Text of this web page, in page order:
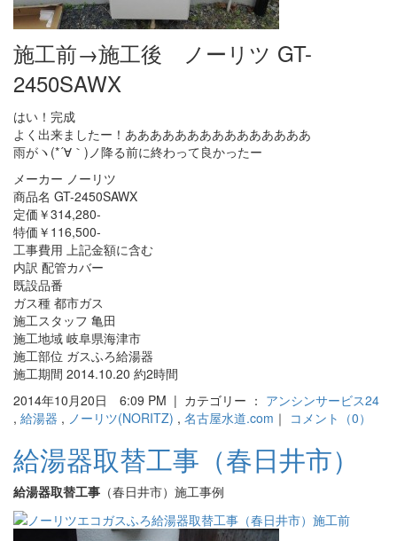
施工前→施工後 ノーリツ GT-
2450SAWX
はい！完成
よく出来ましたー！あああああああああああああああ
雨がヽ(*´∀｀)ノ降る前に終わって良かったー
メーカー ノーリツ
商品名 GT-2450SAWX
定価￥314,280-
特価￥116,500-
工事費用 上記金額に含む
内訳 配管カバー
既設品番
ガス種 都市ガス
施工スタッフ 亀田
施工地域 岐阜県海津市
施工部位 ガスふろ給湯器
施工期間 2014.10.20 約2時間
2014年10月20日 6:09 PM | カテゴリー ： アンシンサービス24
, 給湯器 , ノーリツ(NORITZ) , 名古屋水道.com ｜ コメント（0）
給湯器取替工事（春日井市）
給湯器取替工事 （春日井市）施工事例